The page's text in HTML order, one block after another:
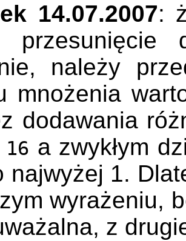
14.07.2007:
przesunięcie
należy
mnożenia
dodawania
a zwykłym
najwyżej 1.
wyrażeniu,
z